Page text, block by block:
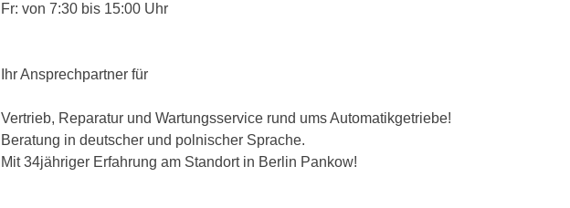
Fr: von 7:30 bis 15:00 Uhr
Ihr Ansprechpartner für
Vertrieb, Reparatur und Wartungsservice rund ums Automatikgetriebe!
Beratung in deutscher und polnischer Sprache.
Mit 34jähriger Erfahrung am Standort in Berlin Pankow!